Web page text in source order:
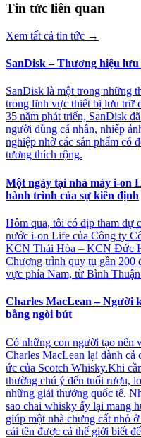
Tin tức liên quan
Xem tất cả tin tức →
SanDisk – Thương hiệu
SanDisk là một trong những
trong lĩnh vực thiết bị lưu trữ
35 năm phát triển, SanDisk
người dùng cá nhân, nhiếp
nghiệp nhờ các sản phẩm có
tương thích rộng.
Một ngày tại nhà máy i-on
hành trình của sự kiên định
Hôm qua, tôi có dịp tham dự
nước i-on Life của Công ty
KCN Thái Hòa – KCN Đức
Chương trình quy tụ gần 200
vực phía Nam, từ Bình
Charles MacLean – Người
bằng ngòi bút
Có những con người tạo nên
Charles MacLean lại dành cả
ức của Scotch Whisky.Khi
thường chú ý đến tuổi rượu,
những giải thưởng quốc tế.
sao chai whisky ấy lại mang
giúp một nhà chưng cất nhỏ
cái tên được cả thế giới biết